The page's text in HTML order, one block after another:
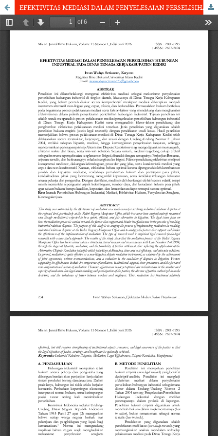
EFEKTIVITAS MEDIASI DALAM PENYELESAIAN PERSELISIHAN HUBUNGAN INDUSTRIAL PADA DINAS TENAGA KERJA KABUPATEN KEDIRI